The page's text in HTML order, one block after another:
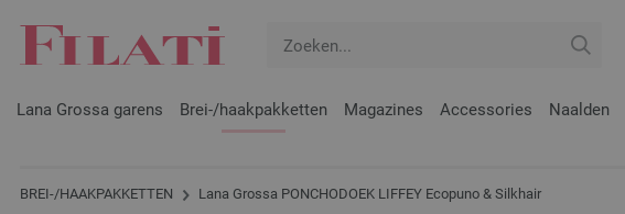
Lana Grossa garens Brei-/haakpakketten Magazines Accessories Naalden
BREI-/HAAKPAKKETTEN Lana Grossa PONCHODOEK LIFFEY Ecopuno & Silkhair